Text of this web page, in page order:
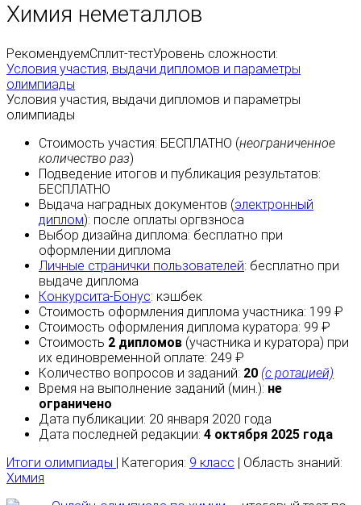
Химия неметаллов
РекомендуемСплит-тестУровень сложности:
Условия участия, выдачи дипломов и параметры
олимпиады
Условия участия, выдачи дипломов и параметры
олимпиады
Стоимость участия: БЕСПЛАТНО (неограниченное
количество раз)
Подведение итогов и публикация результатов:
БЕСПЛАТНО
Выдача наградных документов (электронный
диплом): после оплаты оргвзноса
Выбор дизайна диплома: бесплатно при
оформлении диплома
Личные странички пользователей: бесплатно при
выдаче диплома
Конкурсита-Бонус: кэшбек
Стоимость оформления диплома участника: 199 ₽
Стоимость оформления диплома куратора: 99 ₽
Стоимость 2 дипломов (участника и куратора) при
их единовременной оплате: 249 ₽
Количество вопросов и заданий: 20 (с ротацией)
Время на выполнение заданий (мин.): не
ограничено
Дата публикации: 20 января 2020 года
Дата последней редакции: 4 октября 2025 года
Итоги олимпиады
| Категория: 9 класс | Область знаний:
Химия